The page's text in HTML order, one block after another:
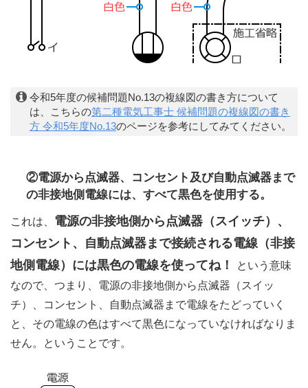
令和5年度の候補問題No.13の複線図の書き方について
は、こちらの第二種電気工事士 候補問題の複線図の書き
方 令和5年度No.13のページを参考にしてみてください。
②電源から点滅器、コンセント及び自動点滅器まで
の非接地側電線には、すべて黒色を使用する。
これは、 電源の非接地側から点滅器（スイッチ）、
コンセント、自動点滅器まで接続される電線（非接
地側電線）には黒色の電線を使ってね！
という意味
なので、つまり、電源の非接地側から点滅器（スイッ
チ）、コンセント、自動点滅器まで電線をたどっていく
と、その電線の色はすべて黒色になっていなければなりま
せん。ということです。